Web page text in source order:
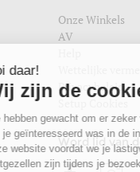
Onze Winkels
AV
Privacybeleid
Word lid van